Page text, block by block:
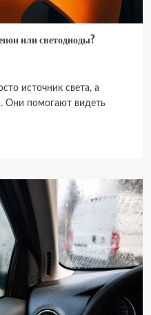
или светодиоды?
источник света, а
Они помогают видеть